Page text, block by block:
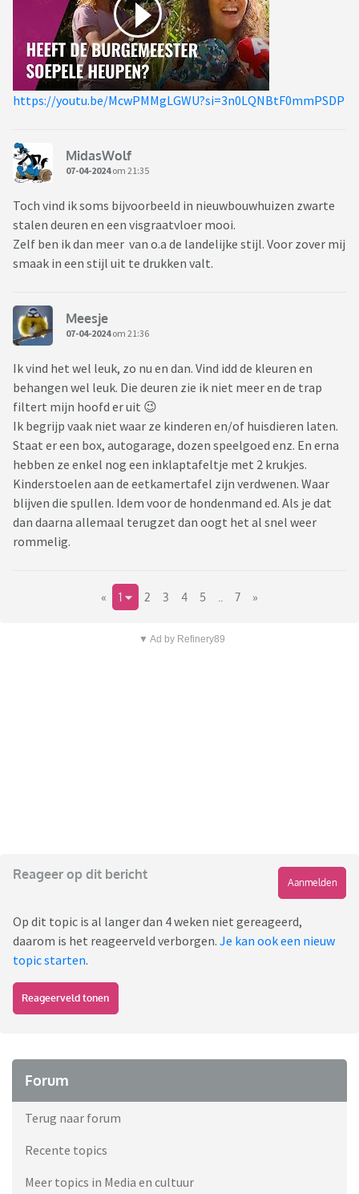
https://youtu.be/McwPMMgLGWU?si=3n0LQNBtF0mmPSDP
MidasWolf
07-04-2024om 21:35
Toch vind ik soms bijvoorbeeld in nieuwbouwhuizen zwarte
stalen deuren en een visgraatvloer mooi.
Zelf ben ik dan meer van o.a de landelijke stijl. Voor zover mij
smaak in een stijl uit te drukken valt.
Meesje
07-04-2024om 21:36
Ik vind het wel leuk, zo nu en dan. Vind idd de kleuren en
behangen wel leuk. Die deuren zie ik niet meer en de trap
filtert mijn hoofd er uit 😉
Ik begrijp vaak niet waar ze kinderen en/of huisdieren laten.
Staat er een box, autogarage, dozen speelgoed enz. En erna
hebben ze enkel nog een inklaptafeltje met 2 krukjes.
Kinderstoelen aan de eetkamertafel zijn verdwenen. Waar
blijven die spullen. Idem voor de hondenmand ed. Als je dat
dan daarna allemaal terugzet dan oogt het al snel weer
rommelig.
« 1 2 3 4 5 7 »
▼ Ad by Refinery89
Reageer op dit bericht
Aanmelden
Op dit topic is al langer dan 4 weken niet gereageerd,
daarom is het reageerveld verborgen. Je kan ook een nieuw
topic starten.
Reageerveld tonen
Forum
Terug naar forum
Recente topics
Meer topics in Media en cultuur